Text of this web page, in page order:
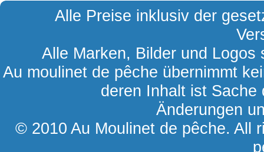
Alle Preise inklusiv der
Alle Marken, Bilder und
Au moulinet de pêche übernimmt
deren Inhalt ist Sache
Änderungen
© 2010 Au Moulinet de pêche. All